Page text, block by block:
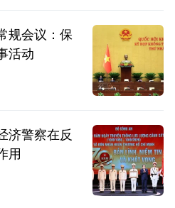
规会议：保
活动
济警察在反
用